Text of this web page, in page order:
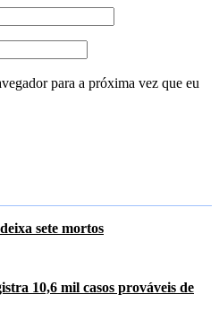
para a próxima vez que eu
sete mortos
10,6 mil casos prováveis de